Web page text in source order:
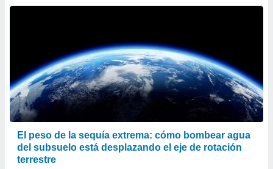
El peso de la sequía extrema: cómo bombear agua
del subsuelo está desplazando el eje de rotación
terrestre